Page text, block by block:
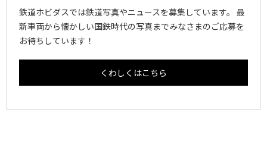
鉄道ホビダスでは鉄道写真やニュースを募集しています。 最
新車両から懐かしい国鉄時代の写真までみなさまのご応募を
お待ちしています！
くわしくはこちら